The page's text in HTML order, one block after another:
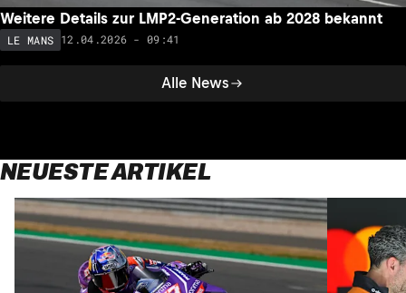
Alle News
Weitere Details zur LMP2-Generation ab 2028 bekannt
LE MANS 12.04.2026 - 09:41
NEUESTE ARTIKEL